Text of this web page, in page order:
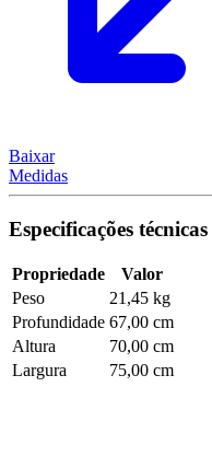
Baixar
Medidas
Especificações técnicas
Propriedade
Valor
Peso
21,45 kg
Profundidade 67,00 cm
Altura
70,00 cm
Largura
75,00 cm